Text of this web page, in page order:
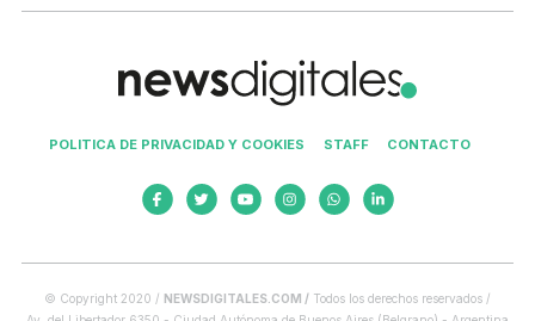
POLITICA DE PRIVACIDAD Y COOKIES STAFF CONTACTO
© Copyright 2020 / NEWSDIGITALES.COM / Todos los derechos reservados /